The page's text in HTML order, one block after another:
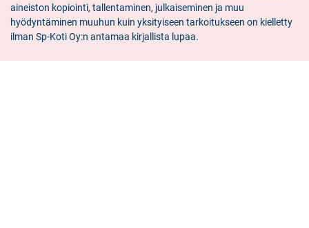
aineiston kopiointi, tallentaminen, julkaiseminen ja muu
hyödyntäminen muuhun kuin yksityiseen tarkoitukseen on kielletty
ilman Sp-Koti Oy:n antamaa kirjallista lupaa.